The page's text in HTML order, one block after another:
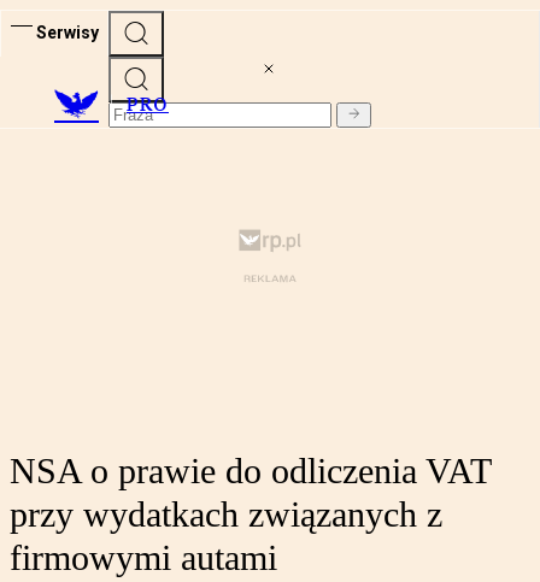
Serwisy
PRO
NSA o prawie do odliczenia VAT
przy wydatkach związanych z
firmowymi autami